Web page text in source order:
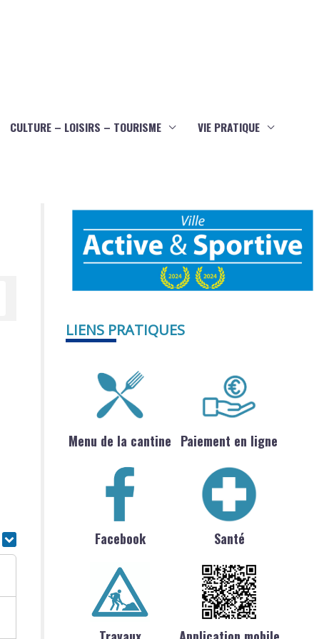
CULTURE – LOISIRS – TOURISME VIE PRATIQUE
LIENS PRATIQUES
Menu de la cantine Paiement en ligne
Facebook Santé